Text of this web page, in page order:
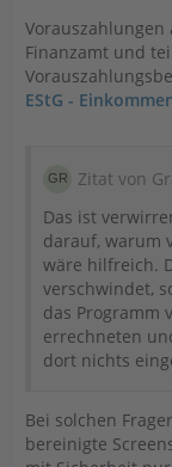
Finanzamt und
EStG -
Zitat von
Das ist
darauf, warum
wäre hilfreich.
verschwindet,
das Programm
errechneten
dort nichts
Bei solchen
bereinigte